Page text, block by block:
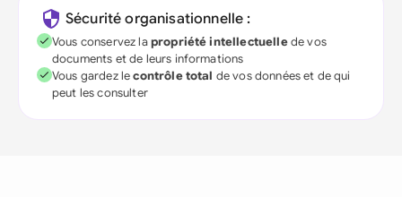
Sécurité organisationnelle :
Vous conservez lapropriété intellectuellede vos
documents et de leurs informations
Vous gardez lecontrôle total de vos données et de qui
peut les consulter